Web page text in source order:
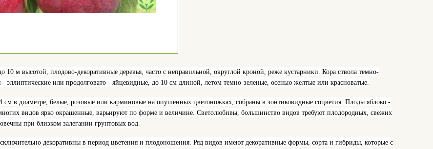
10 м высотой, плодово-декоративные деревья, часто с неправильной, округлой кроной, реже кустарники. Кора ствола темно-
- эллиптические или продолговато - яйцевидные, до 10 см длиной, летом темно-зеленые, осенью желтые или красноватые.
см в диаметре, белые, розовые или карминовые на опушенных цветоножках, собраны в зонтиковидные соцветия. Плоды яблоко -
видов ярко окрашенные, варьируют по форме и величине. Светолюбивы, большинство видов требуют плодородных, свежих
при близком залегании грунтовых вод.
декоративны в период цветения и плодоношения. Ряд видов имеют декоративные формы, сорта и гибриды, которые с